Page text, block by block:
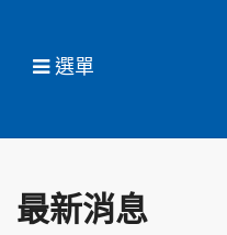
選單
最新消息